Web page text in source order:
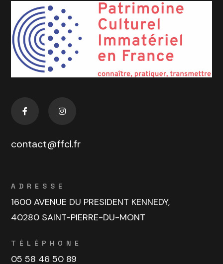
contact@ffcl.fr
ADRESSE
1600 AVENUE DU PRESIDENT KENNEDY,
40280 SAINT-PIERRE-DU-MONT
TÉLÉPHONE
05 58 46 50 89